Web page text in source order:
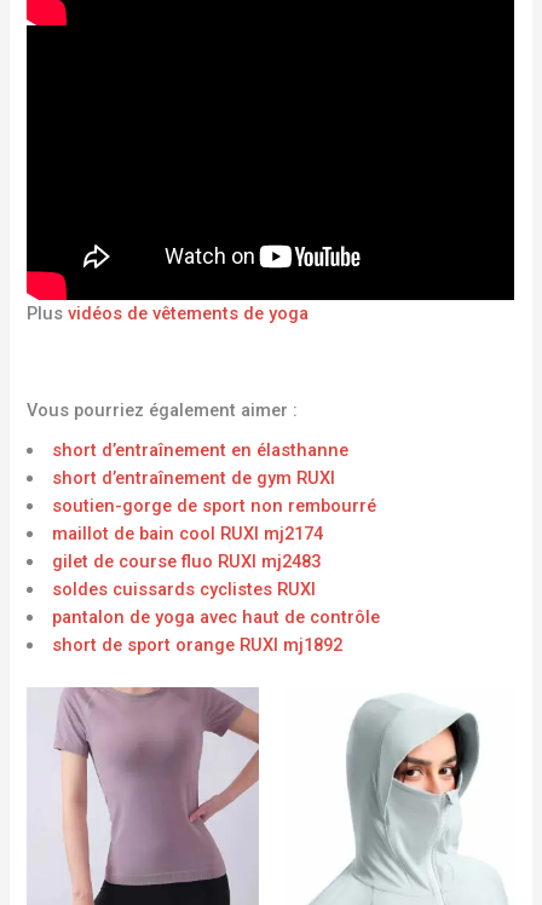
Plusvidéos de vêtements de yoga
Vous pourriez également aimer :
short d’entraînement en élasthanne
short d’entraînement de gym RUXI
soutien-gorge de sport non rembourré
maillot de bain cool RUXI mj2174
gilet de course fluo RUXI mj2483
soldes cuissards cyclistes RUXI
pantalon de yoga avec haut de contrôle
short de sport orange RUXI mj1892